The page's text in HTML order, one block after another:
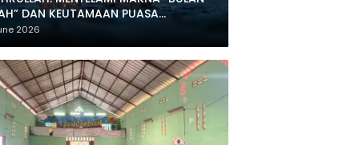
DAN KEUTAMAAN PUASA
2026